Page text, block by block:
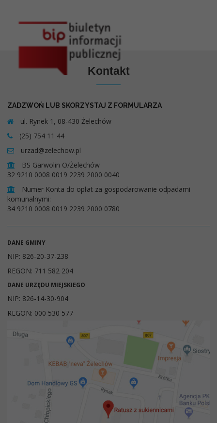
Kontakt
ZADZWOŃ LUB SKORZYSTAJ Z FORMULARZA
ul. Rynek 1, 08-430 Żelechów
(25) 754 11 44
urzad@zelechow.pl
BS Garwolin O/Żelechów
32 9210 0008 0019 2239 2000 0040
Numer Konta do opłat za gospodarowanie odpadami
komunalnymi:
34 9210 0008 0019 2239 2000 0780
DANE GMINY
NIP: 826-20-37-238
REGON: 711 582 204
DANE URZĘDU MIEJSKIEGO
NIP: 826-14-30-904
REGON: 000 530 577